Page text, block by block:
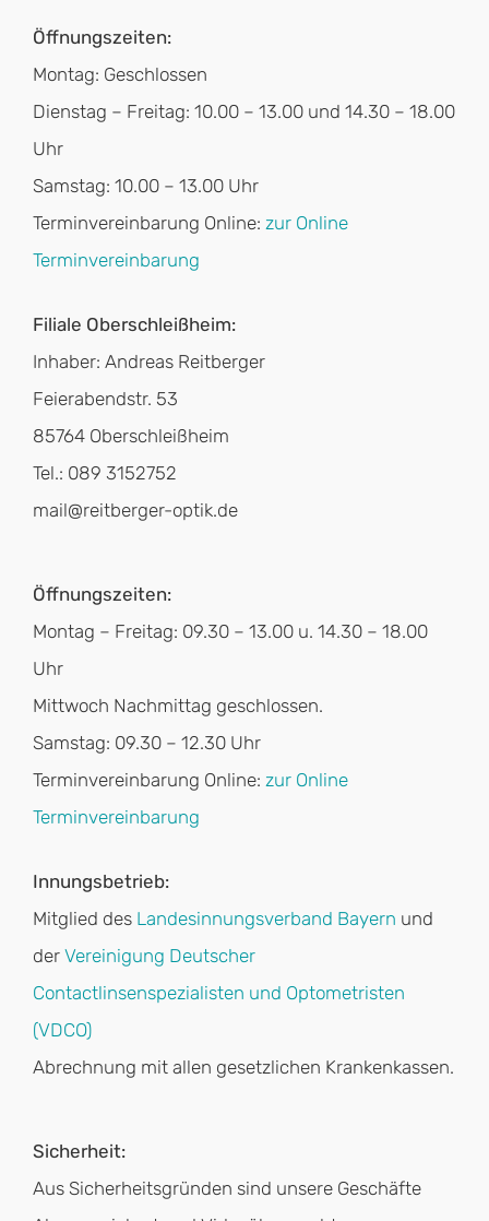
Öffnungszeiten:
Montag: Geschlossen
Dienstag – Freitag: 10.00 – 13.00 und 14.30 – 18.00
Uhr
Samstag: 10.00 – 13.00 Uhr
Terminvereinbarung Online: zur Online
Terminvereinbarung
Filiale Oberschleißheim:
Inhaber: Andreas Reitberger
Feierabendstr. 53
85764 Oberschleißheim
Tel.: 089 3152752
mail@reitberger-optik.de
Öffnungszeiten:
Montag – Freitag: 09.30 – 13.00 u. 14.30 – 18.00
Uhr
Mittwoch Nachmittag geschlossen.
Samstag: 09.30 – 12.30 Uhr
Terminvereinbarung Online: zur Online
Terminvereinbarung
Innungsbetrieb:
Mitglied des Landesinnungsverband Bayern und
der Vereinigung Deutscher
Contactlinsenspezialisten und Optometristen
(VDCO)
Abrechnung mit allen gesetzlichen Krankenkassen.
Sicherheit:
Aus Sicherheitsgründen sind unsere Geschäfte